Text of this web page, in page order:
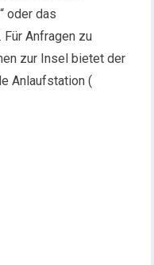
oder das
Für Anfragen zu
zur Insel bietet der
Anlaufstation (